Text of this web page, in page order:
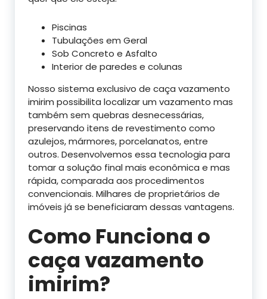
Piscinas
Tubulações em Geral
Sob Concreto e Asfalto
Interior de paredes e colunas
Nosso sistema exclusivo de caça vazamento
imirim possibilita localizar um vazamento mas
também sem quebras desnecessárias,
preservando itens de revestimento como
azulejos, mármores, porcelanatos, entre
outros. Desenvolvemos essa tecnologia para
tomar a solução final mais econômica e mas
rápida, comparada aos procedimentos
convencionais. Milhares de proprietários de
imóveis já se beneficiaram dessas vantagens.
Como Funciona o
caça vazamento
imirim?